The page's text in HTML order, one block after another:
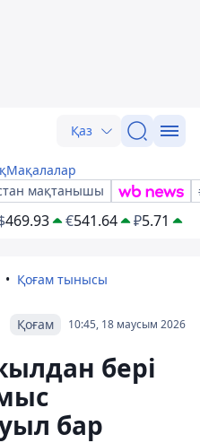
Қаз
Мақалалар
мақтанышы
469.93 €541.64 ₽5.71
Қоғам тынысы
10:45, 18 маусым 2026
Қоғам
бері
бар